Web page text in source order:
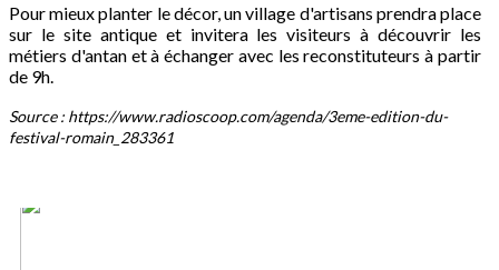
Pour mieux planter le décor, un village d'artisans prendra place
sur le site antique et invitera les visiteurs à découvrir les
métiers d'antan et à échanger avec les reconstituteurs à partir
de 9h.
Source : https://www.radioscoop.com/agenda/3eme-edition-du-
festival-romain_283361